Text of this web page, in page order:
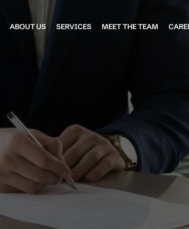
ABOUT US SERVICES
Construction Loans
Investment Property Loans
MEET THE TEAM
Leadership & Lending